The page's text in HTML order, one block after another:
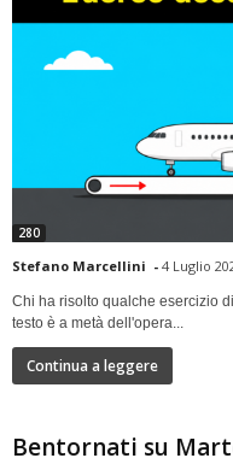
280
Stefano Marcellini - 4 Luglio
Chi ha risolto qualche esercizio
testo è a metà dell'opera...
Continua a leggere
Bentornati su